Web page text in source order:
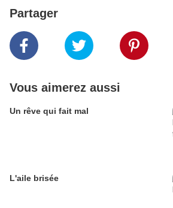
Partager
Vous aimerez aussi
Un rêve qui fait mal
L'aile brisée